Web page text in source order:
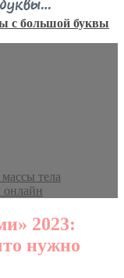
с большой буквы
тела
онлайн
2023:
нужно